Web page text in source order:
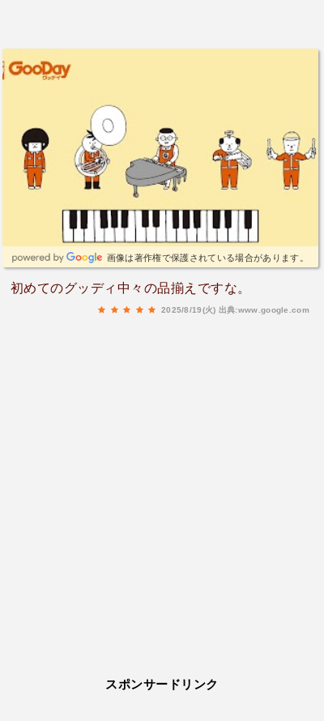
画像は著作権で保護されている場合があります。
初めてのグッディ中々の品揃えですな。
2025/8/19(火) 出典:www.google.com
スポンサードリンク